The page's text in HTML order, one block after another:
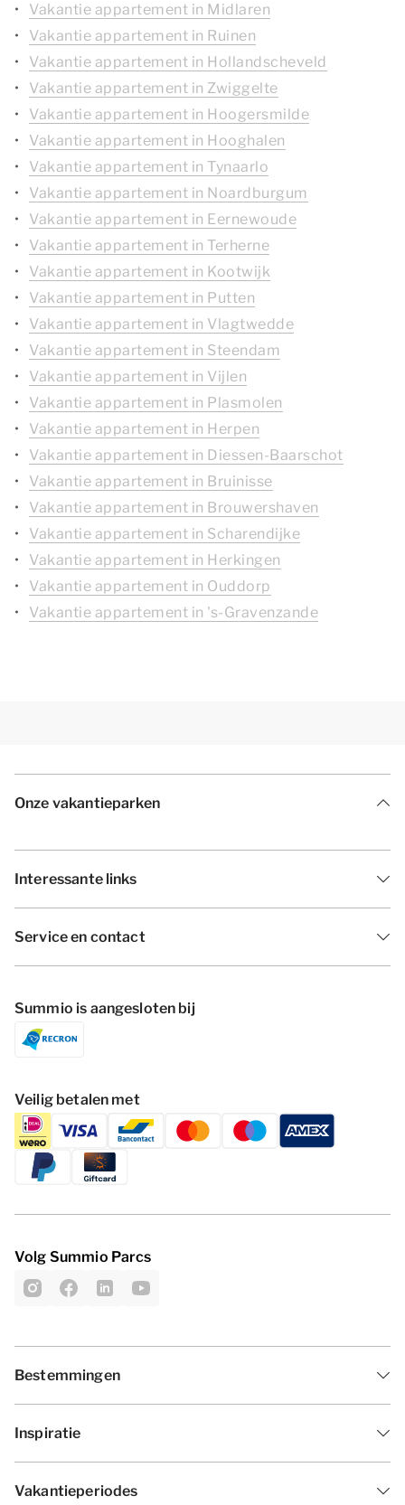
Vakantie appartement in Midlaren
Vakantie appartement in Ruinen
Vakantie appartement in Hollandscheveld
Vakantie appartement in Zwiggelte
Vakantie appartement in Hoogersmilde
Vakantie appartement in Hooghalen
Vakantie appartement in Tynaarlo
Vakantie appartement in Noardburgum
Vakantie appartement in Eernewoude
Vakantie appartement in Terherne
Vakantie appartement in Kootwijk
Vakantie appartement in Putten
Vakantie appartement in Vlagtwedde
Vakantie appartement in Steendam
Vakantie appartement in Vijlen
Vakantie appartement in Plasmolen
Vakantie appartement in Herpen
Vakantie appartement in Diessen-Baarschot
Vakantie appartement in Bruinisse
Vakantie appartement in Brouwershaven
Vakantie appartement in Scharendijke
Vakantie appartement in Herkingen
Vakantie appartement in Ouddorp
Vakantie appartement in 's-Gravenzande
Onze vakantieparken
Interessante links
Service en contact
Summio is aangesloten bij
Veilig betalen met
Volg Summio Parcs
Bestemmingen
Inspiratie
Vakantieperiodes